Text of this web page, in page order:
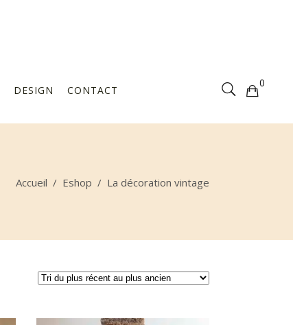
DESIGN CONTACT
0
Votre sélection est vide
Accueil / Eshop / La décoration vintage